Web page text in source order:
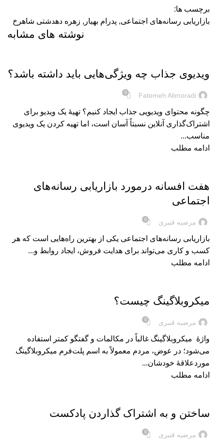
برچسب ها:
بازاریابی رسانه‌های اجتماعی, پدرام بهیار , زهره دهدشتی شاهرخ
نوشته های مشابه
ویدیوی جذاب چه ویژگی‌هایی باید داشته باشد؟
Fatemeh Alimoradi
0
چگونه محتوای ویدیویی جذاب ایجاد کنیم؟ تهیۀ یک ویدیو برای
اشتراک‌گذاری آنلاین نسبتاً آسان است، اما تهیه کردن یک ویدیوی
مناسب...
ادامه مطلب
هفت افسانه درمورد بازاریابی رسانه‌های
اجتماعی
مرضیه قنبری 0
بازاریابی رسانه‌های اجتماعی یکی از بهترین راه‌هایی است که هر
کسب و کاری می‌تواند برای هدایت فروش، ایجاد روابط و...
ادامه مطلب
میکروبلاگینگ چیست؟
مرضیه قنبری 0
واژۀ میکروبلاگینگ غالباً در مکالمات و گفتگو کمتر استفاده
می‌شود؛ در عوض، مردم معمولاً به اسم پلت‌فرم میکروبلاگینگ
موردعلاقۀ خودشان...
ادامه مطلب
ساختن و به اشتراک گذاردن پادکست
مرضیه قنبری 0